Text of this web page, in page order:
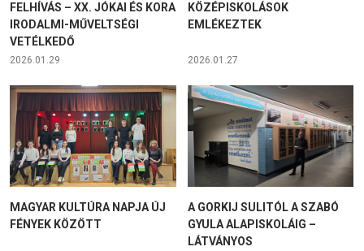
FELHÍVÁS – XX. JÓKAI ÉS KORA
IRODALMI-MŰVELTSÉGI
VETÉLKEDŐ
2026.01.29
KÖZÉPISKOLÁSOK
EMLÉKEZTEK
2026.01.27
MAGYAR KULTÚRA NAPJA ÚJ
FÉNYEK KÖZÖTT
A GORKIJ SULITÓL A SZABÓ
GYULA ALAPISKOLÁIG –
LÁTVÁNYOS